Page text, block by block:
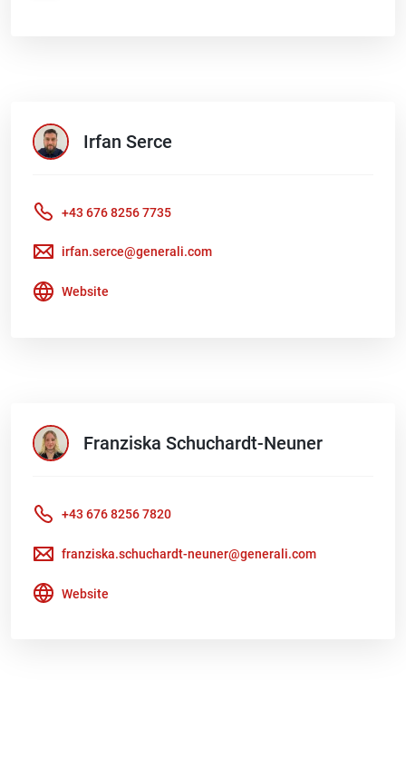
Irfan Serce
+43 676 8256 7735
irfan.serce@generali.com
Website
Franziska Schuchardt-Neuner
+43 676 8256 7820
franziska.schuchardt-neuner@generali.com
Website